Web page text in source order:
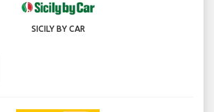
SICILY BY CAR